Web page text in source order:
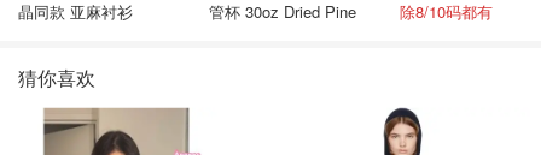
晶同款 亚麻衬衫
管杯 30oz Dried Pine
除8/10码都有
猜你喜欢